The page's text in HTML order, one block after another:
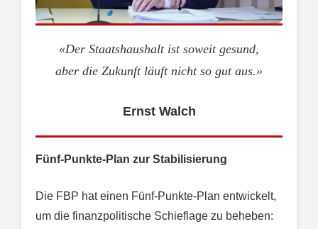
«Der Staatshaushalt ist soweit gesund,
aber die Zukunft läuft nicht so gut aus.»
Ernst Walch
Fünf-Punkte-Plan zur Stabilisierung
Die FBP hat einen Fünf-Punkte-Plan entwickelt,
um die finanzpolitische Schieflage zu beheben: